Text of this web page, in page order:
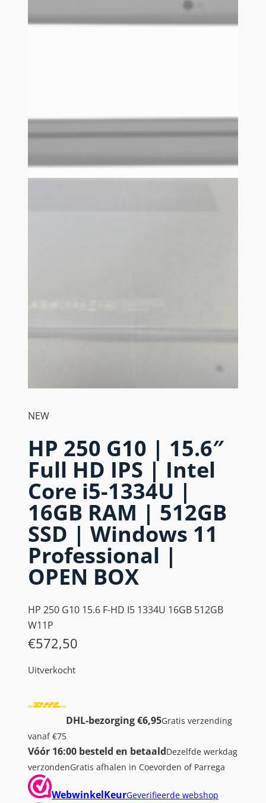
NEW
HP 250 G10 | 15.6″
Full HD IPS | Intel
Core i5-1334U |
16GB RAM | 512GB
SSD | Windows 11
Professional |
OPEN BOX
HP 250 G10 15.6 F-HD I5 1334U 16GB 512GB
W11P
€572,50
Uitverkocht
DHL-bezorging €6,95Gratis verzending
vanaf €75
Vóór 16:00 besteld en betaaldDezelfde werkdag
verzondenGratis afhalen in Coevorden of Parrega
WebwinkelKeurGeverifieerde webshop